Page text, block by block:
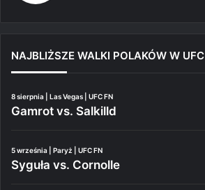
NAJBLIŻSZE WALKI POLAKÓW W UFC
8 sierpnia | Las Vegas | UFC FN
Gamrot vs. Salkilld
5 września | Paryż | UFC FN
Syguła vs. Cornolle